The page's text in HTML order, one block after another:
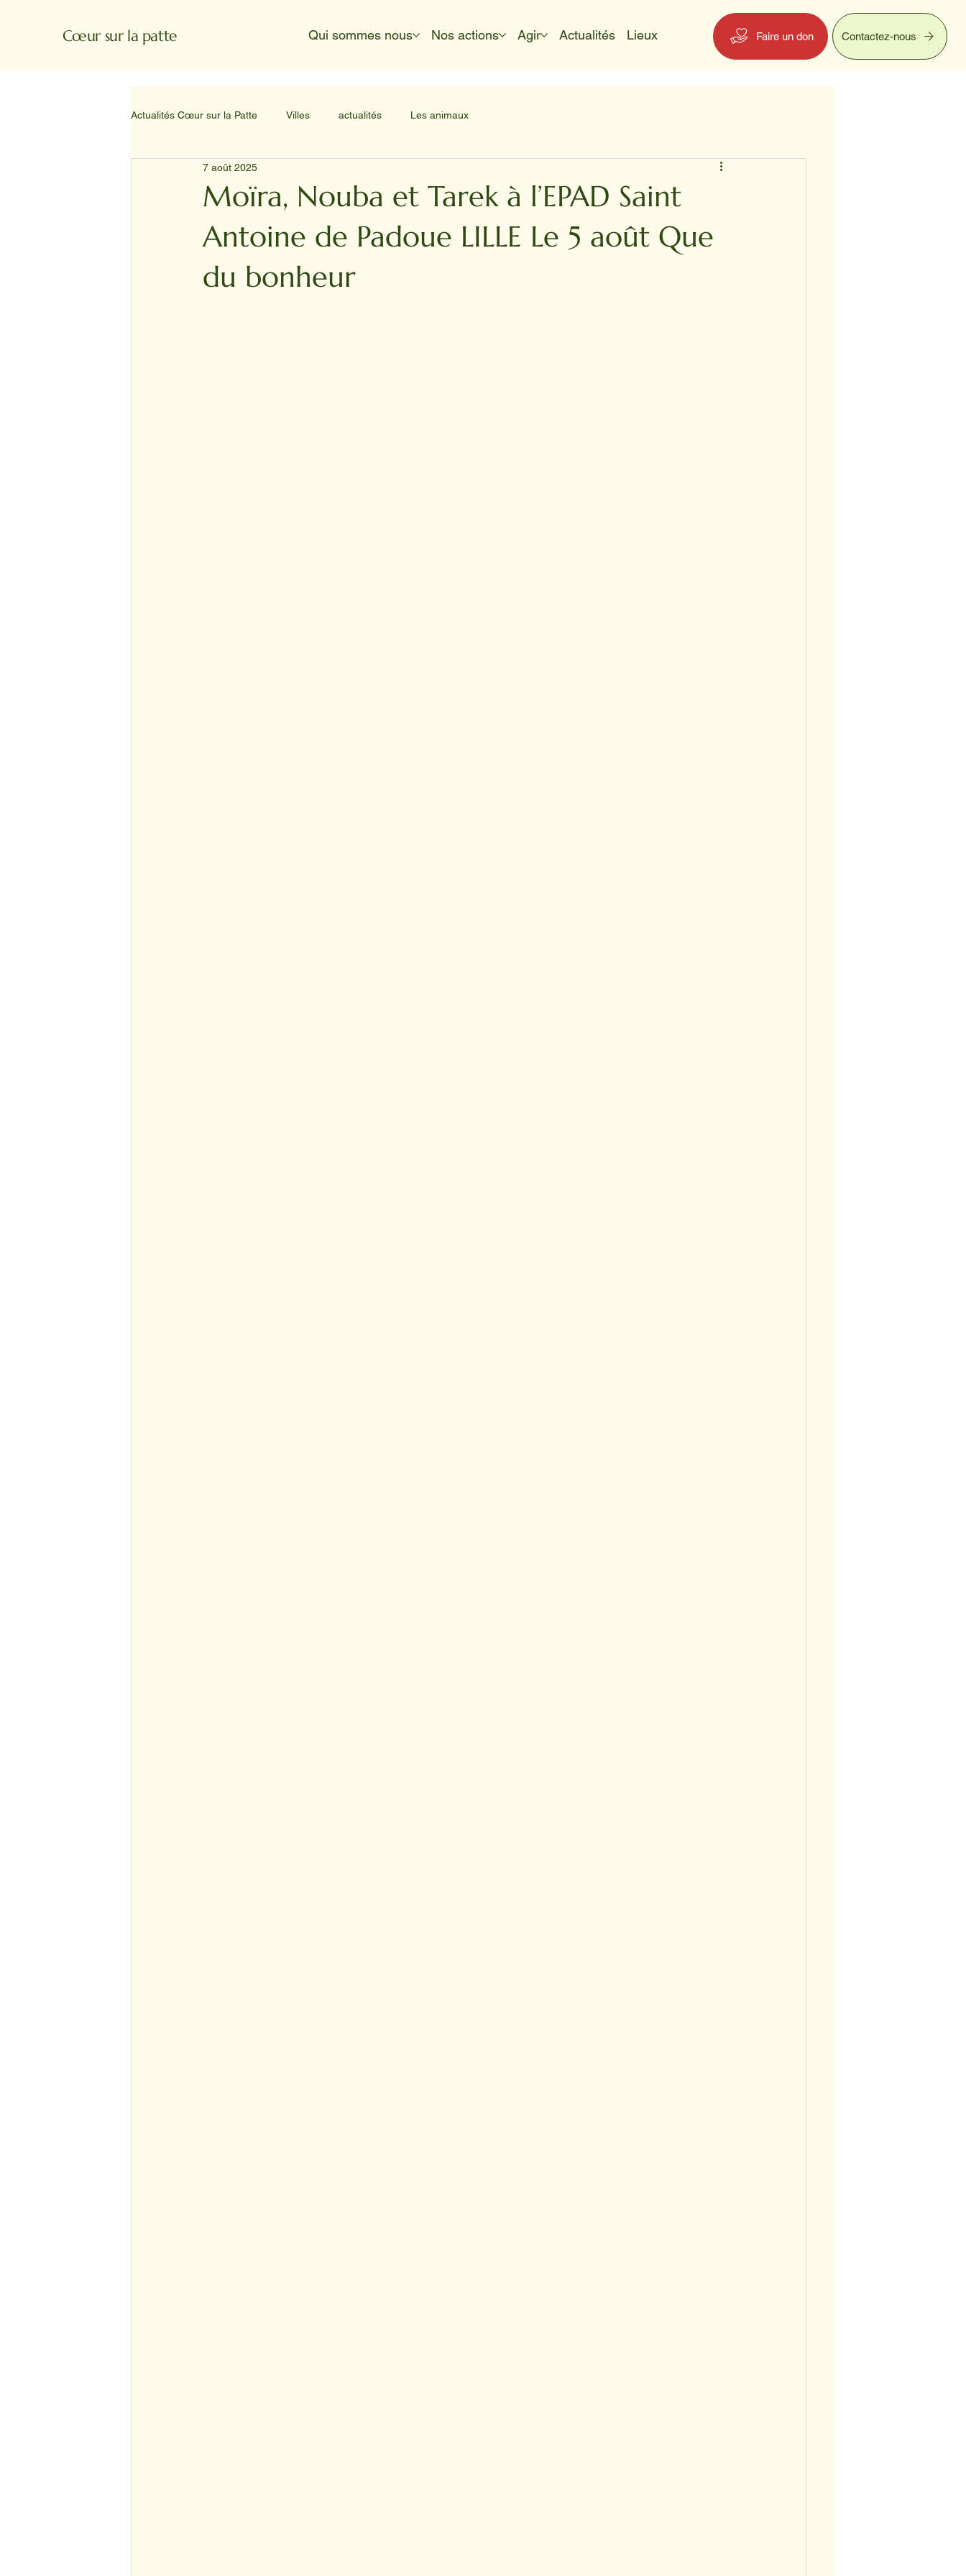
Cœur sur la patte Qui sommes nous Nos actions Agir Actualités Lieux Faire un don Contactez-nous
Actualités Cœur sur la Patte Villes actualités Les animaux
Moïra, Nouba et Tarek à l’EPAD Saint
Antoine de Padoue LILLE Le 5 août Que
du bonheur
7 août 2025